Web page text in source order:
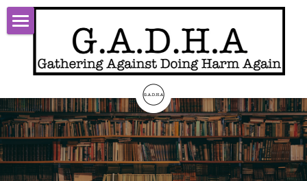
Start
Theory
Activity
About